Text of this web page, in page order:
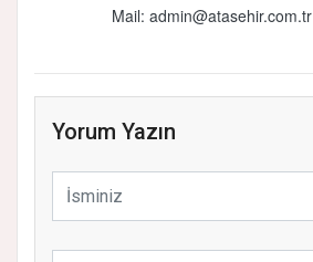
Mail: admin@atasehir.com.tr
Yorum Yazın